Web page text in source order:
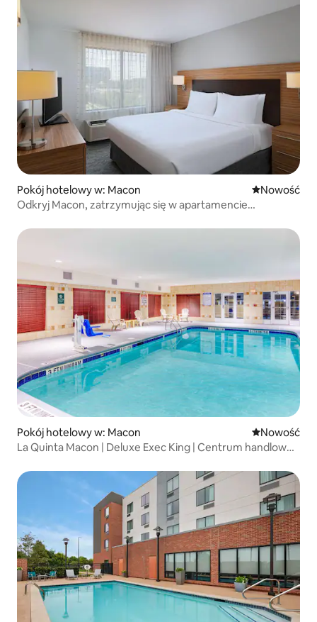
Pokój hotelowy w: Macon Nowe
Nowość
Odkryj Macon, zatrzymując się w apartamencie
Pokój hotelowy w: Macon Nowe
Nowość
La Quinta Macon | Deluxe Exec King | Centrum handlowe